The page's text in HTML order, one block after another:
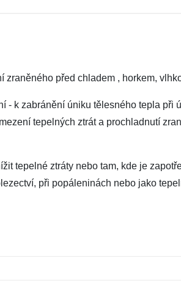
před chladem , horkem,
- k zabránění úniku tělesného tepla při
tepelných ztrát a prochladnutí
tepelné ztráty nebo tam, kde je
při popáleninách nebo jako